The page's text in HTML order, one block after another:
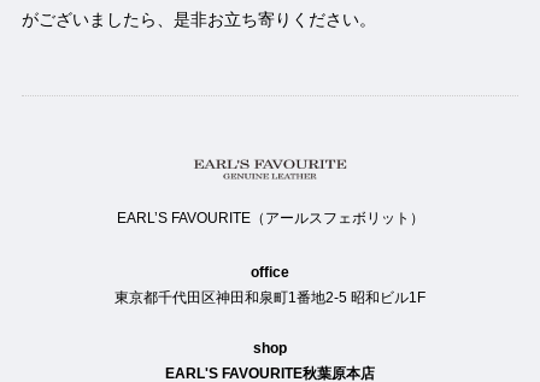
がございましたら、是非お立ち寄りください。
EARL’S FAVOURITE（アールスフェボリット）
office
東京都千代田区神田和泉町1番地2-5 昭和ビル1F
shop
EARL'S FAVOURITE秋葉原本店